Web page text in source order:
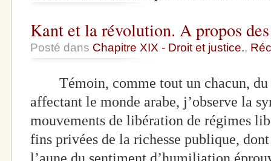
Kant et la révolution. A propos
Posté dans Chapitre XIX - Droit et justice.,
Témoin, comme tout un chacun, du
affectant le monde arabe, j’observe la
mouvements de libération de régimes
fins privées de la richesse publique,